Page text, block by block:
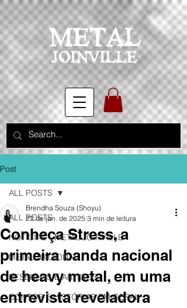
Post
ALL POSTS
NOTÍCIAS - METAL JOINVILLE
METAL NACIONAL
RESENHAS E ARTIGOS
CONTOS E HISTÓRIAS EM GERAL
ALL POSTS
Conheça Stress, a
primeira banda nacional
de heavy metal, em uma
entrevista reveladora
Brendha Souza (Shoyu)
22 de jan. de 2025 3 min de leitura